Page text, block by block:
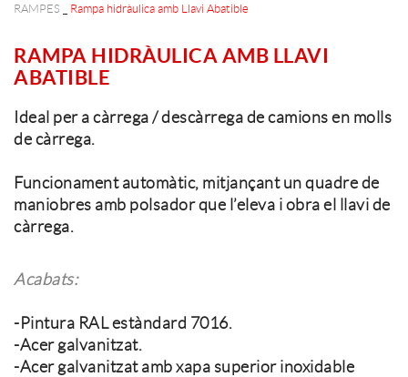
RAMPES Rampa hidràulica amb Llavi Abatible
RAMPA HIDRÀULICA AMB LLAVI
ABATIBLE
Ideal per a càrrega / descàrrega de camions en molls
de càrrega.
Funcionament automàtic, mitjançant un quadre de
maniobres amb polsador que l’eleva i obra el llavi de
càrrega.
Acabats:
-Pintura RAL estàndard 7016.
-Acer galvanitzat.
-Acer galvanitzat amb xapa superior inoxidable